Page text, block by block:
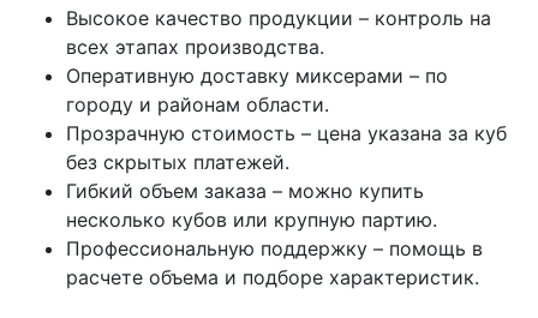
Высокое качество продукции – контроль на
всех этапах производства.
Оперативную доставку миксерами – по
городу и районам области.
Прозрачную стоимость – цена указана за куб
без скрытых платежей.
Гибкий объем заказа – можно купить
несколько кубов или крупную партию.
Профессиональную поддержку – помощь в
расчете объема и подборе характеристик.